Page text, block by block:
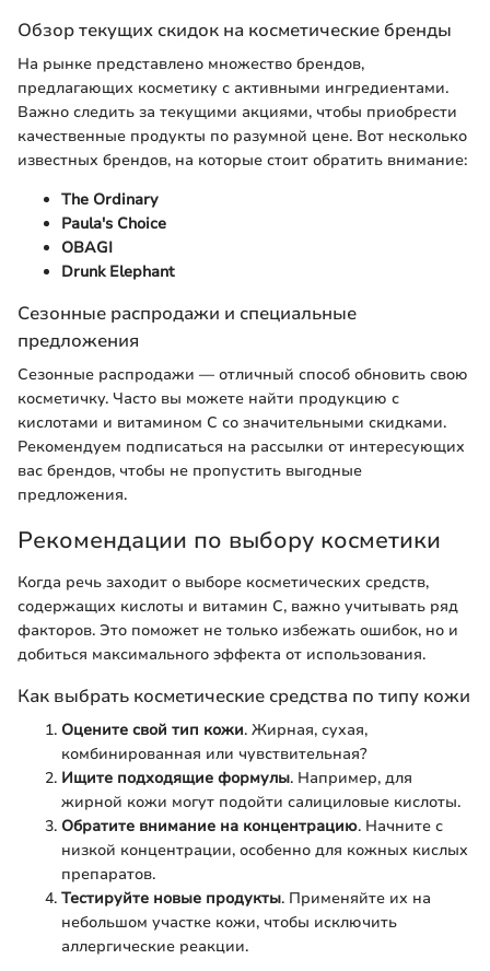
Обзор текущих скидок на косметические бренды
На рынке представлено множество брендов,
предлагающих косметику с активными ингредиентами.
Важно следить за текущими акциями, чтобы приобрести
качественные продукты по разумной цене. Вот несколько
известных брендов, на которые стоит обратить внимание:
The Ordinary
Paula's Choice
OBAGI
Drunk Elephant
Сезонные распродажи и специальные
предложения
Сезонные распродажи — отличный способ обновить свою
косметичку. Часто вы можете найти продукцию с
кислотами и витамином С со значительными скидками.
Рекомендуем подписаться на рассылки от интересующих
вас брендов, чтобы не пропустить выгодные
предложения.
Рекомендации по выбору косметики
Когда речь заходит о выборе косметических средств,
содержащих кислоты и витамин С, важно учитывать ряд
факторов. Это поможет не только избежать ошибок, но и
добиться максимального эффекта от использования.
Как выбрать косметические средства по типу кожи
Оцените свой тип кожи. Жирная, сухая,
комбинированная или чувствительная?
Ищите подходящие формулы. Например, для
жирной кожи могут подойти салициловые кислоты.
Обратите внимание на концентрацию. Начните с
низкой концентрации, особенно для кожных кислых
препаратов.
Тестируйте новые продукты. Применяйте их на
небольшом участке кожи, чтобы исключить
аллергические реакции.